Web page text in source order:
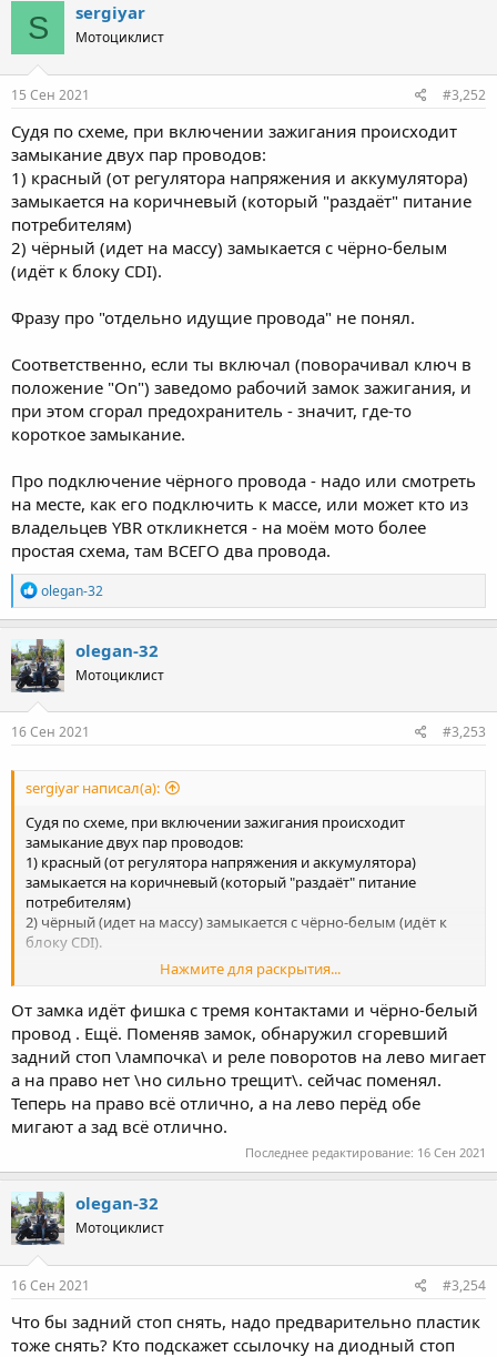
S sergiyar
Мотоциклист
15 Сен 2021 #3,252
Судя по схеме, при включении зажигания происходит
замыкание двух пар проводов:
1) красный (от регулятора напряжения и аккумулятора)
замыкается на коричневый (который "раздаёт" питание
потребителям)
2) чёрный (идет на массу) замыкается с чёрно-белым
(идёт к блоку CDI).
Фразу про "отдельно идущие провода" не понял.
Соответственно, если ты включал (поворачивал ключ в
положение "On") заведомо рабочий замок зажигания, и
при этом сгорал предохранитель - значит, где-то
короткое замыкание.
Про подключение чёрного провода - надо или смотреть
на месте, как его подключить к массе, или может кто из
владельцев YBR откликнется - на моём мото более
простая схема, там ВСЕГО два провода.
R
e
a
c
t
i
o
n
s
olegan-32
olegan-32
Мотоциклист
16 Сен 2021 #3,253
sergiyar написал(а):
Судя по схеме, при включении зажигания происходит
замыкание двух пар проводов:
1) красный (от регулятора напряжения и аккумулятора)
замыкается на коричневый (который "раздаёт" питание
потребителям)
2) чёрный (идет на массу) замыкается с чёрно-белым (идёт к
блоку CDI).
Фразу про "отдельно идущие провода" не понял.
Соответственно, если ты включал (поворачивал ключ в
положение "On") заведомо рабочий замок зажигания, и при
этом сгорал предохранитель - значит, где-то короткое
замыкание.
Про подключение чёрного провода - надо или смотреть на
месте, как его подключить к массе, или может кто из
владельцев YBR откликнется - на моём мото более простая
Нажмите для раскрытия...
От замка идёт фишка с тремя контактами и чёрно-белый
провод . Ещё. Поменяв замок, обнаружил сгоревший
задний стоп \лампочка\ и реле поворотов на лево мигает
а на право нет \но сильно трещит\. сейчас поменял.
Теперь на право всё отлично, а на лево перёд обе
мигают а зад всё отлично.
Последнее редактирование: 16 Сен 2021
olegan-32
Мотоциклист
16 Сен 2021 #3,254
Что бы задний стоп снять, надо предварительно пластик
тоже снять? Кто подскажет ссылочку на диодный стоп